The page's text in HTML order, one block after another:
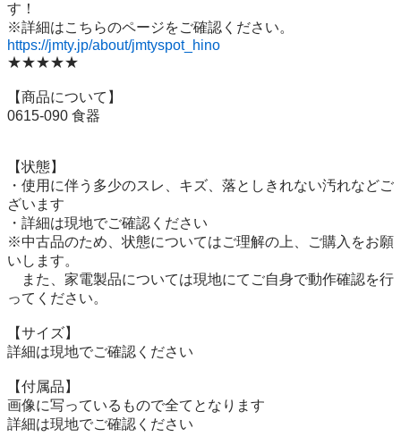
す！
https://jmty.jp/about/jmtyspot_hino
★★★★★
【商品について】
0615-090 食器
【状態】
・使用に伴う多少のスレ、キズ、落としきれない汚れなどご
ざいます
・詳細は現地でご確認ください
※中古品のため、状態についてはご理解の上、ご購入をお願
いします。
また、家電製品については現地にてご自身で動作確認を行
ってください。
【サイズ】
詳細は現地でご確認ください
【付属品】
画像に写っているもので全てとなります
詳細は現地でご確認ください